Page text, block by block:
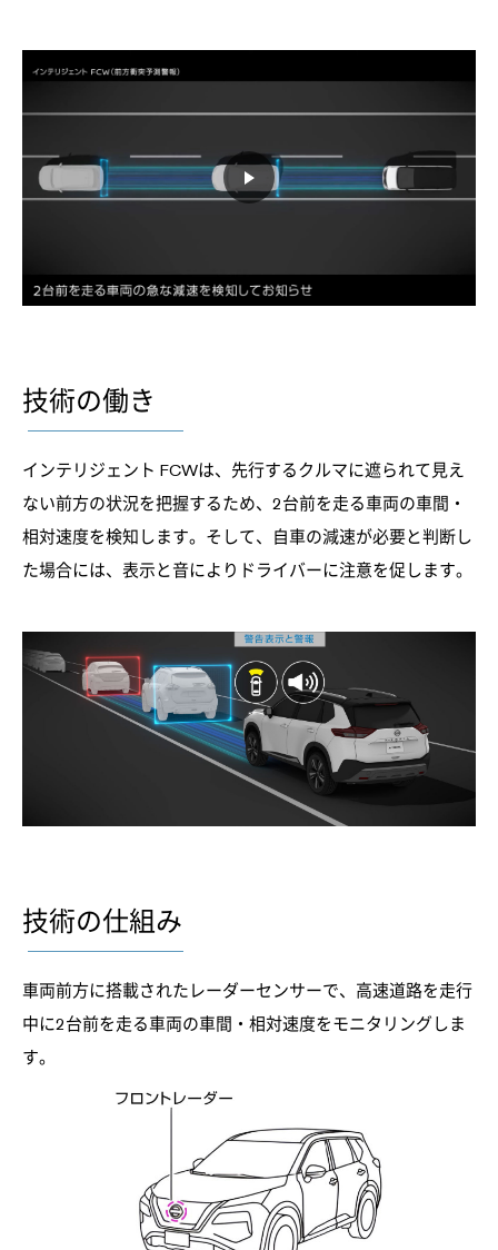
技術の働き
インテリジェント FCWは、先行するクルマに遮られて見え
ない前方の状況を把握するため、2台前を走る車両の車間・
相対速度を検知します。そして、自車の減速が必要と判断し
た場合には、表示と音によりドライバーに注意を促します。
技術の仕組み
車両前方に搭載されたレーダーセンサーで、高速道路を走行
中に2台前を走る車両の車間・相対速度をモニタリングしま
す。